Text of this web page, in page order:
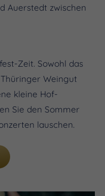
Auerstedt zwischen
Zeit. Sowohl das
Weingut
kleine Hof-
Sie den Sommer
lauschen.